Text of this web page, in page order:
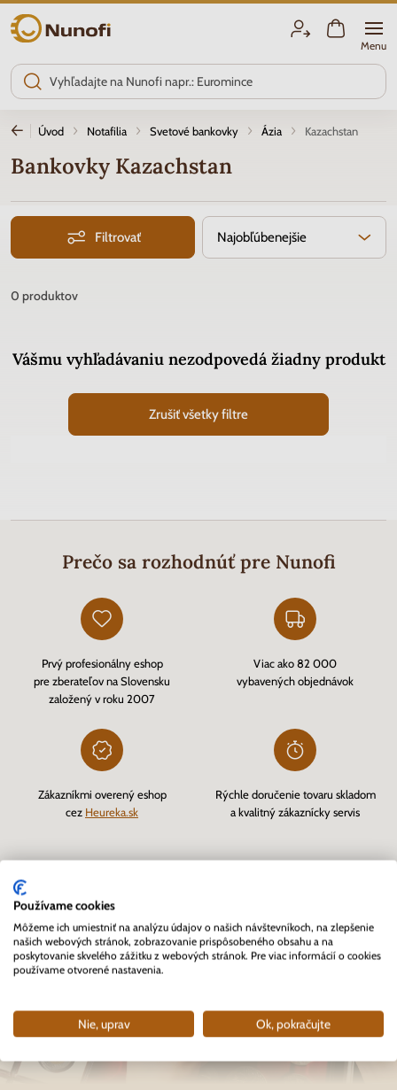
Nunofi.sk
Menu
Úvod Notafilia Svetové bankovky Ázia Kazachstan
Bankovky Kazachstan
Filtrovať Najobľúbenejšie
0 produktov
Vášmu vyhľadávaniu nezodpovedá žiadny produkt
Zrušiť všetky filtre
Prečo sa rozhodnúť pre Nunofi
Prvý profesionálny eshop
pre zberateľov na Slovensku
založený v roku 2007
Viac ako 82 000
vybavených objednávok
Zákazníkmi overený eshop
cez Heureka.sk
Rýchle doručenie tovaru skladom
a kvalitný zákaznícky servis
Používame cookies
Môžeme ich umiestniť na analýzu údajov o našich návštevníkoch, na zlepšenie
našich webových stránok, zobrazovanie prispôsobeného obsahu a na
poskytovanie skvelého zážitku z webových stránok. Pre viac informácií o cookies
používame otvorené nastavenia.
Nie, uprav Ok, pokračujte